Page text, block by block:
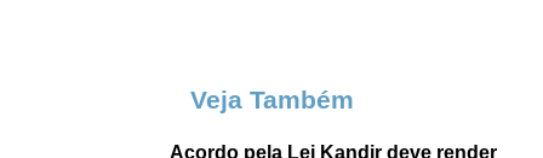
Veja Também
Acordo pela Lei Kandir deve render